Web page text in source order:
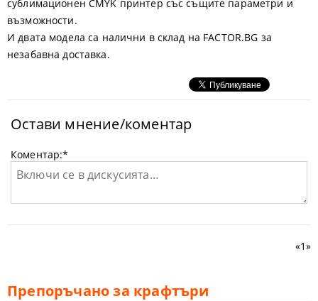
сублимационен CMYK принтер със същите параметри и
възможности.
И двата модела са налични в склад на FACTOR.BG за
незабавна доставка.
Остави мнение/коментар
Коментар:*
«1»
Препоръчано за крафтъри